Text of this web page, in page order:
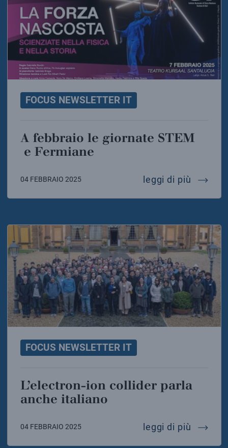
FOCUS NEWSLETTER IT
A febbraio le giornate STEM
e Fermiane
04 FEBBRAIO 2025 leggi di più a
FOCUS NEWSLETTER IT
L’electron-ion collider parla
anche italiano
04 FEBBRAIO 2025 leggi di più